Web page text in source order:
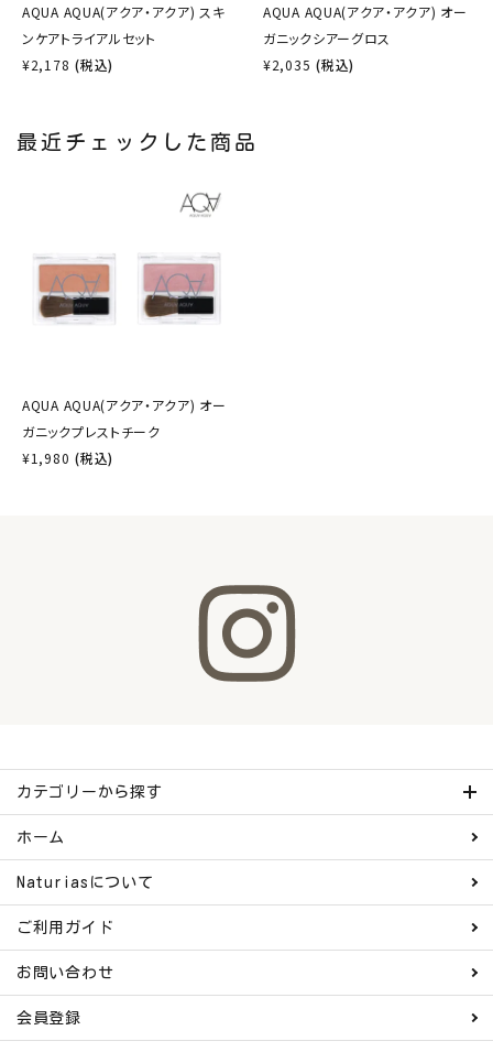
AQUA AQUA(アクア・アクア) スキ
ンケアトライアルセット
¥2,178 (税込)
AQUA AQUA(アクア・アクア) オー
ガニックシアーグロス
¥2,035 (税込)
最近チェックした商品
AQUA AQUA(アクア・アクア) オー
ガニックプレストチーク
¥1,980 (税込)
カテゴリーから探す
ホーム
Naturiasについて
ご利用ガイド
お問い合わせ
会員登録